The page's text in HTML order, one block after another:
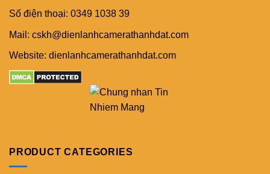
Số điện thoại: 0349 1038 39
Mail: cskh@dienlanhcamerathanhdat.com
Website: dienlanhcamerathanhdat.com
PRODUCT CATEGORIES